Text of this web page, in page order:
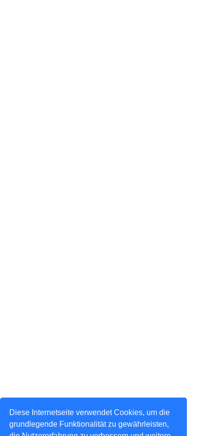
Diese Internetseite verwendet Cookies, um die
grundlegende Funktionalität zu gewährleisten,